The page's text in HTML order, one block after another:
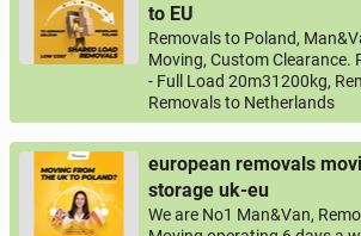
to EU
Removals to Poland,
Moving, Custom
- Full Load 20m31200kg,
Removals to Netherlands
european removals
storage uk-eu
We are No1 Man&Van,